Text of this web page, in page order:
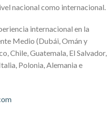
nacional como internacional.
internacional en la
Medio (Dubái, Omán y
Chile, Guatemala, El Salvador,
Polonia, Alemania e